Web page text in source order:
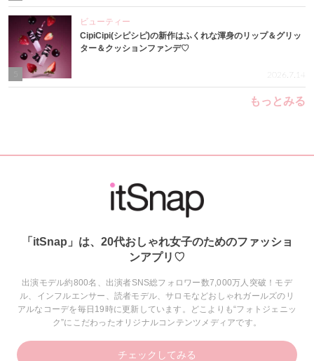
ビューティー
CipiCipi(シピシピ)の新作はふくれな渾身のリップ＆グリッ
ター＆クッションファンデ♡
2026.7.14
もっとみる
「itSnap」は、20代おしゃれ女子のためのファッショ
ンアプリ♡
出演モデル約800名、出演者SNS総フォロワー数7,000万人突破！モデ
ル、インフルエンサー、読者モデル、サロモなどおしゃれガールズのリ
アルなコーデを毎日19時に更新しています。どこよりも“フォトジェニッ
ク”にこだわったオリジナルコンテンツメディアです。
チェックしてみる